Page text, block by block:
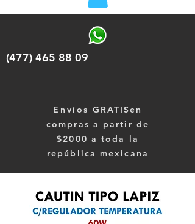
(477) 465 88 09
Envíos GRATISen
compras a partir de
$2000 a toda la
república mexicana